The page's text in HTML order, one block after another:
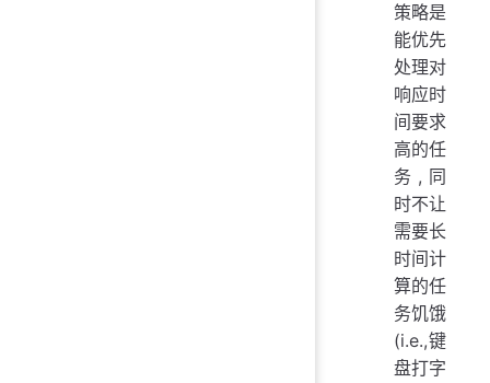
策略是
能优先
处理对
响应时
间要求
高的任
务,同
时不让
需要长
时间计
算的任
务饥饿
(i.e.,键
盘打字